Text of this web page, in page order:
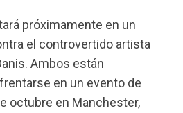
próximamente en un
el controvertido artista
Ambos están
en un evento de
octubre en Manchester,